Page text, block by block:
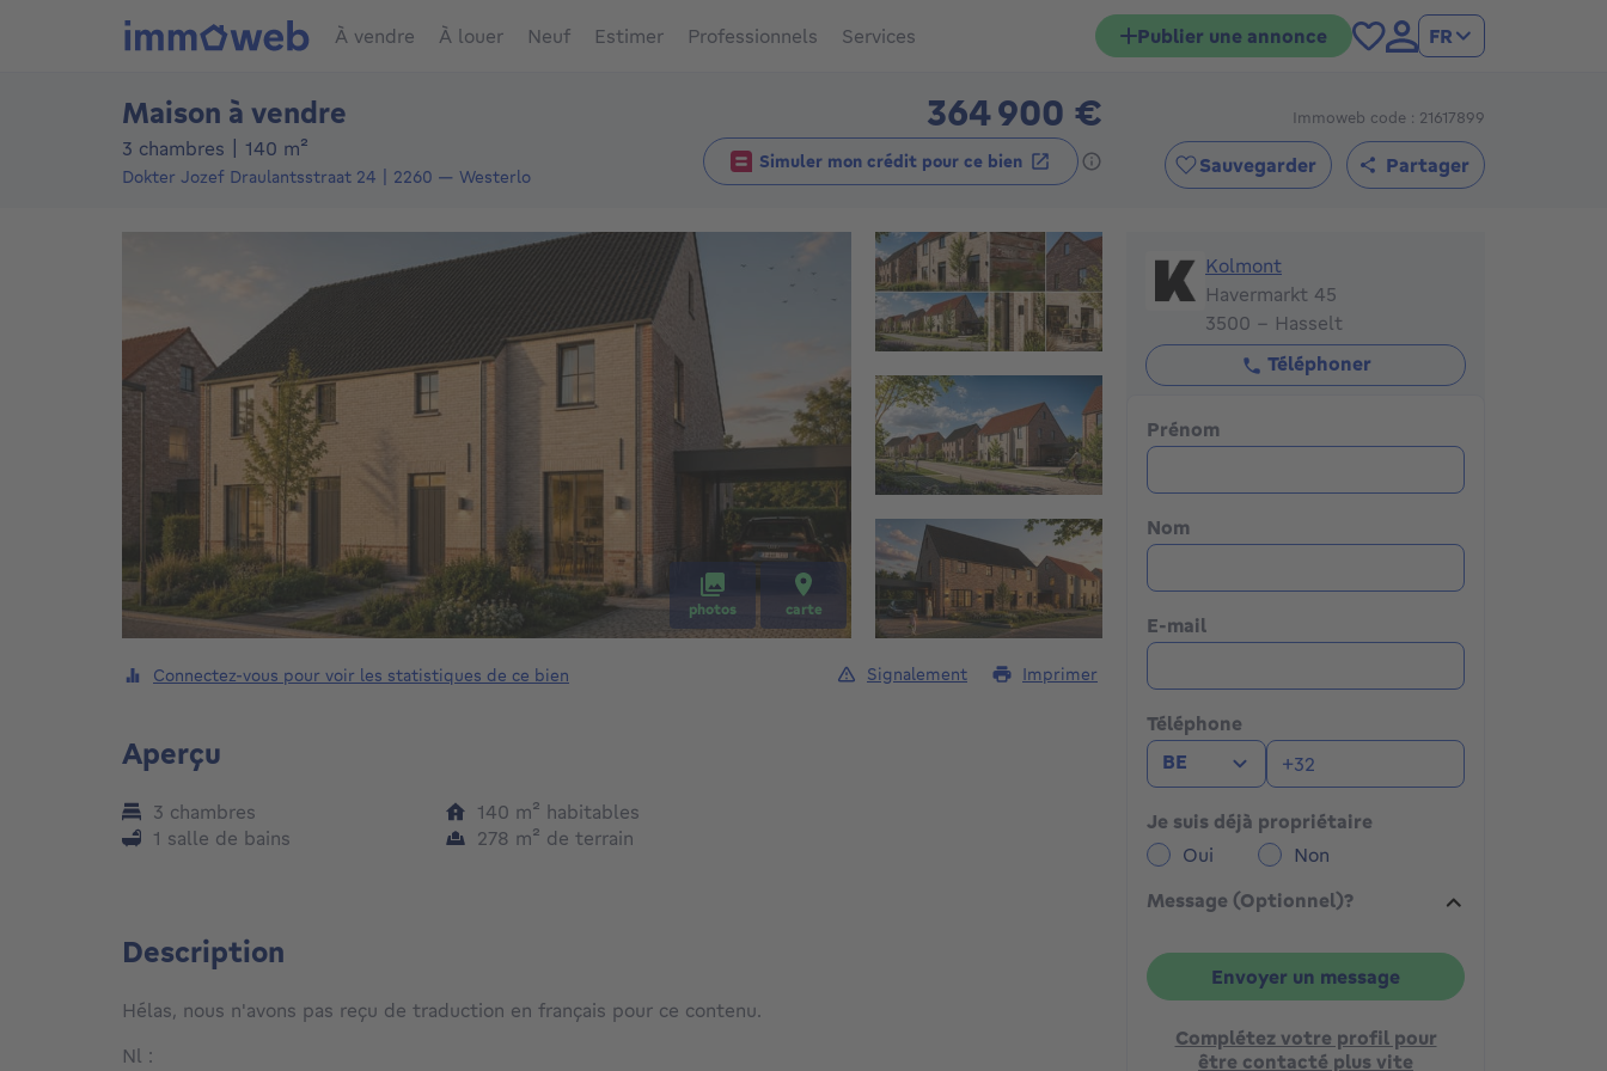
À vendre À louer Neuf Estimer Professionnels Services Publier une annonce FR
Maison à vendre 364 900 €364900€
3 chambres 140 m²
Dokter Jozef Draulantsstraat 24 2260 — Westerlo
Simuler mon crédit pour ce bien
Immoweb code : 21617899
Sauvegarder Partager
photos carte
Kolmont
Kolmont
Havermarkt 45
3500 - Hasselt
Téléphoner
Prénom
Nom
E-mail
Téléphone
BE
Je suis déjà propriétaire
Oui
Non
Message (Optionnel)?
Envoyer un message
Complétez votre profil pour
être contacté plus vite
Connectez-vous pour voir les statistiques de ce bien Signalement Imprimer
Aperçu
3 chambres
1 salle de bains
140 m² mètres carrés
habitables
278 m² mètres carrés
de terrain
Description
Hélas, nous n'avons pas reçu de traduction en français pour ce contenu.
Nl :